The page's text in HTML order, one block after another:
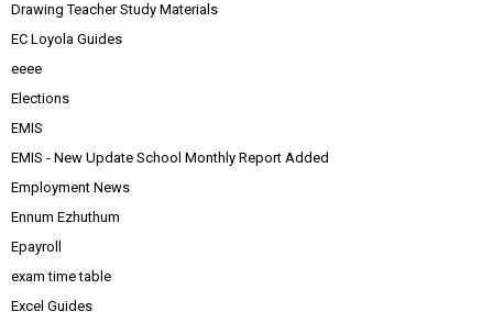
Drawing Teacher Study Materials
EC Loyola Guides
eeee
Elections
EMIS
EMIS - New Update School Monthly Report Added
Employment News
Ennum Ezhuthum
Epayroll
exam time table
Excel Guides